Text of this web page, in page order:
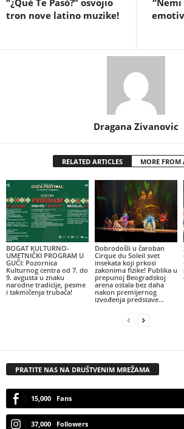
“¿Qué Te Pasó?” osvojio
tron nove latino muzike!
Dragana Zivanovic
RELATED ARTICLES MORE FROM
BOGAT KULTURNO-
UMETNIČKI PROGRAM U
GUČI: Pozornica
Kulturnog centra od 7. do
9. avgusta u znaku
narodne tradicije, pesme
i takmičenja trubača!
Dobrodošli u čaroban
Cirque du Soleil svet
insekata koji prkosi
zakonima fizike! Publika u
prepunoj Beogradskoj
arena ostala bez daha
nakon premijernog
izvođenja predstave...
PRATITE NAS NA DRUŠTVENIM MREŽAMA
15,000 Fans
37,000 Followers